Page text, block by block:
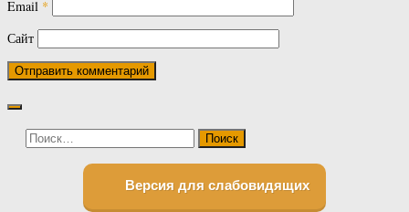
Email *
Сайт
Найти:
Версия для слабовидящих